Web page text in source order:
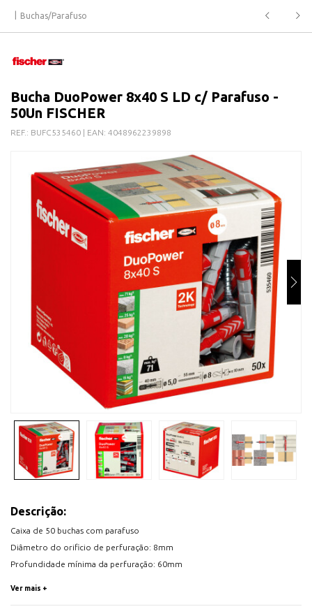
Buchas/Parafuso
Bucha DuoPower 8x40 S LD c/ Parafuso -
50Un FISCHER
REF.: BUFC535460 | EAN: 4048962239898
Descrição:
Caixa de 50 buchas com parafuso
Diâmetro do orificio de perfuração: 8mm
Profundidade mínima da perfuração: 60mm
Ver mais +